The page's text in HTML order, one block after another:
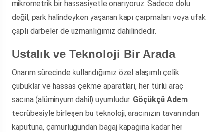
mikrometrik bir hassasiyetle onarıyoruz. Sadece dolu
değil, park halindeyken yaşanan kapı çarpmaları veya ufak
çaplı darbeler de uzmanlığımız dahilindedir.
Ustalık ve Teknoloji Bir Arada
Onarım sürecinde kullandığımız özel alaşımlı çelik
çubuklar ve hassas çekme aparatları, her türlü araç
sacına (alüminyum dahil) uyumludur. Göçükçü Adem
tecrübesiyle birleşen bu teknoloji, aracınızın tavanından
kaputuna, çamurluğundan bagaj kapağına kadar her